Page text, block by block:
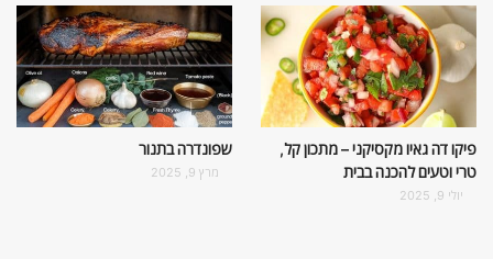
פיקו דה גאיו מקסיקני – מתכון קל,
טרי וטעים להכנה בבית
יולי 9, 2025
שפונדרה בתנור
מרץ 9, 2025